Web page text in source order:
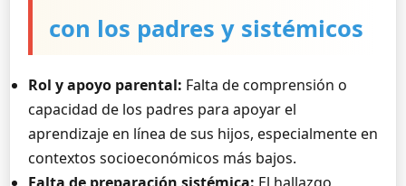
con los padres y sistémicos
Rol y apoyo parental: Falta de comprensión o
capacidad de los padres para apoyar el
aprendizaje en línea de sus hijos, especialmente en
contextos socioeconómicos más bajos.